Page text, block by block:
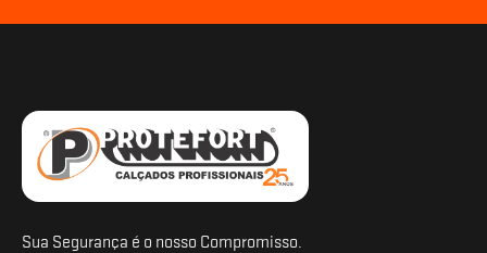
Sua Segurança é o nosso Compromisso.